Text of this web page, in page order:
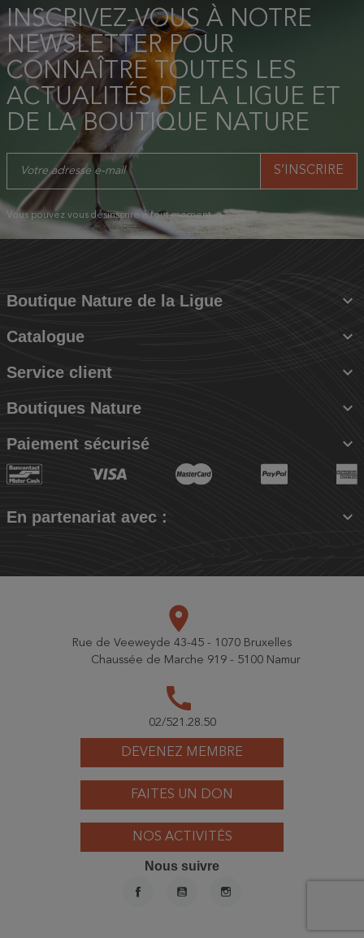
INSCRIVEZ-VOUS À NOTRE
NEWSLETTER POUR
CONNAÎTRE TOUTES LES
ACTUALITÉS DE LA LIGUE ET
DE LA BOUTIQUE NATURE
Vous pouvez vous désinscrire à tout moment.
Boutique Nature de la Ligue 
Catalogue 
Service client 
Boutiques Nature 
Paiement sécurisé 
En partenariat avec : 
DEVENEZ MEMBRE
FAITES UN DON
NOS ACTIVITÉS
place
Rue de Veeweyde 43-45 - 1070 Bruxelles
Chaussée de Marche 919 - 5100 Namur
call
02/521.28.50
Nous suivre